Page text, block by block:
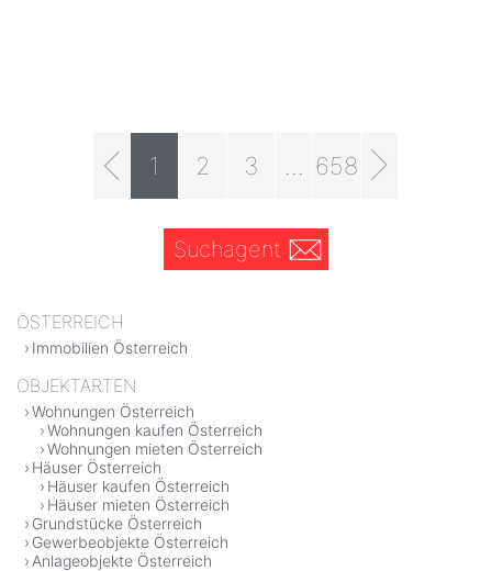
1 2 3 658
Suchagent
ÖSTERREICH
Immobilien Österreich
OBJEKTARTEN
Wohnungen Österreich
Wohnungen kaufen Österreich
Wohnungen mieten Österreich
Häuser Österreich
Häuser kaufen Österreich
Häuser mieten Österreich
Grundstücke Österreich
Gewerbeobjekte Österreich
Anlageobjekte Österreich